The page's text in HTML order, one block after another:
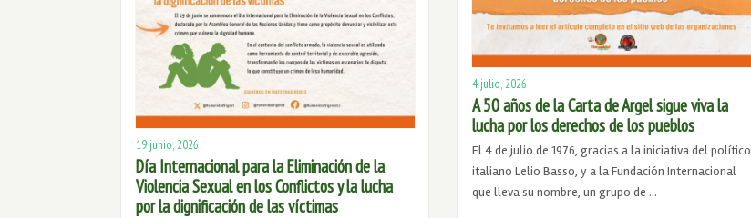
4 julio, 2026
A 50 años de la Carta de Argel sigue viva la
lucha por los derechos de los pueblos
El 4 de julio de 1976, gracias a la iniciativa del político
italiano Lelio Basso, y a la Fundación Internacional
que lleva su nombre, un grupo de …
19 junio, 2026
Día Internacional para la Eliminación de la
Violencia Sexual en los Conflictos y la lucha
por la dignificación de las víctimas